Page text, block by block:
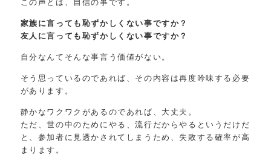
この声とは、自信の事です。
家族に言っても恥ずかしくない事ですか？
友人に言っても恥ずかしくない事ですか？
自分なんてそんな事言う価値がない。
そう思っているのであれば、その内容は再度吟味する必要
があります。
静かなワクワクがあるのであれば、大丈夫。
ただ、世の中のためにやる、流行だからやるというだけだ
と、参加者に見透かされてしまうため、失敗する確率が高
まります。